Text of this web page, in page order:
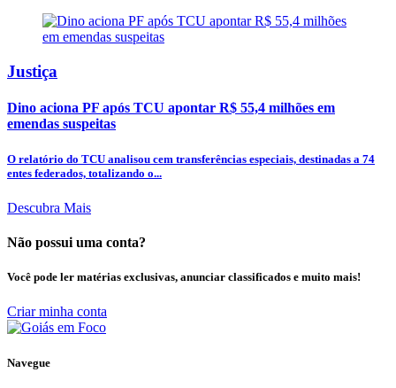
Justiça
Dino aciona PF após TCU apontar R$ 55,4 milhões em
emendas suspeitas
O relatório do TCU analisou cem transferências especiais, destinadas a 74
entes federados, totalizando o...
Descubra Mais
Não possui uma conta?
Você pode ler matérias exclusivas, anunciar classificados e muito mais!
Criar minha conta
Navegue